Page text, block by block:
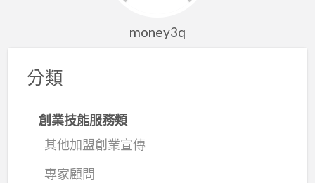
money3q
分類
創業技能服務類
其他加盟創業宣傳
專家顧問